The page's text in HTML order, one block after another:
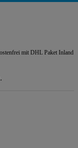
mit DHL Paket Inland